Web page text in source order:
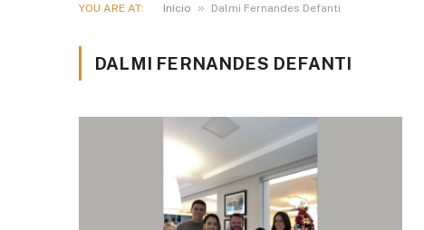
YOU ARE AT: Início » Dalmi Fernandes Defanti
DALMI FERNANDES DEFANTI